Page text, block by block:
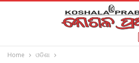
Home ଓଡିଶା